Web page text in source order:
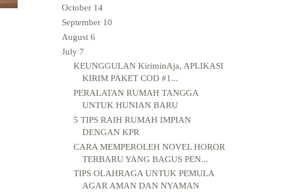
October 14
September 10
August 6
July 7
KEUNGGULAN KiriminAja, APLIKASI
KIRIM PAKET COD #1...
PERALATAN RUMAH TANGGA
UNTUK HUNIAN BARU
5 TIPS RAIH RUMAH IMPIAN
DENGAN KPR
CARA MEMPEROLEH NOVEL HOROR
TERBARU YANG BAGUS PEN...
TIPS OLAHRAGA UNTUK PEMULA
AGAR AMAN DAN NYAMAN